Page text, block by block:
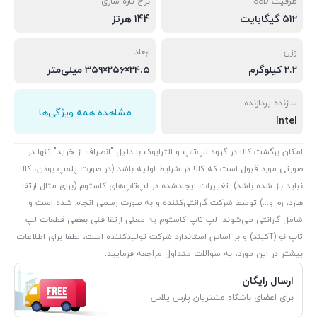
512 گیگابایت 144 هرتز
وزن
۲.۲ کیلوگرم
ابعاد
۲۴.۵×۲۵۶×۳۵۹ میلی‌متر
سازنده پردازنده
Intel
مشاهده همه ویژگی‌ها
امکان برگشت کالا در گروه لپ‌تاپ و الترابوک با دلیل "انصراف از خرید" تنها در
صورتی مورد قبول است که کالا در شرایط اولیه باشد (در صورت پلمپ بودن، کالا
نباید باز شده باشد). تغییرات ایجادشده در لپ‌تاپ‌های کاستوم (برای مثال ارتقا
هارد، رم و...) توسط شرکت گارانتی‌کننده و به صورت رسمی انجام شده است و
شامل گارانتی می‌شوند. لپ تاپ کاستوم به معنی ارتقا فنی بعضی قطعات لپ
تاپ نو (آکبند) و بر اساس استاندارد شرکت تولیدکننده است، لطفا برای اطلاعات
بیشتر در این مورد، به سوالات متداول مراجعه فرمایید.
ارسال رایگان
برای اعضای باشگاه مشتریان پارس پلاس